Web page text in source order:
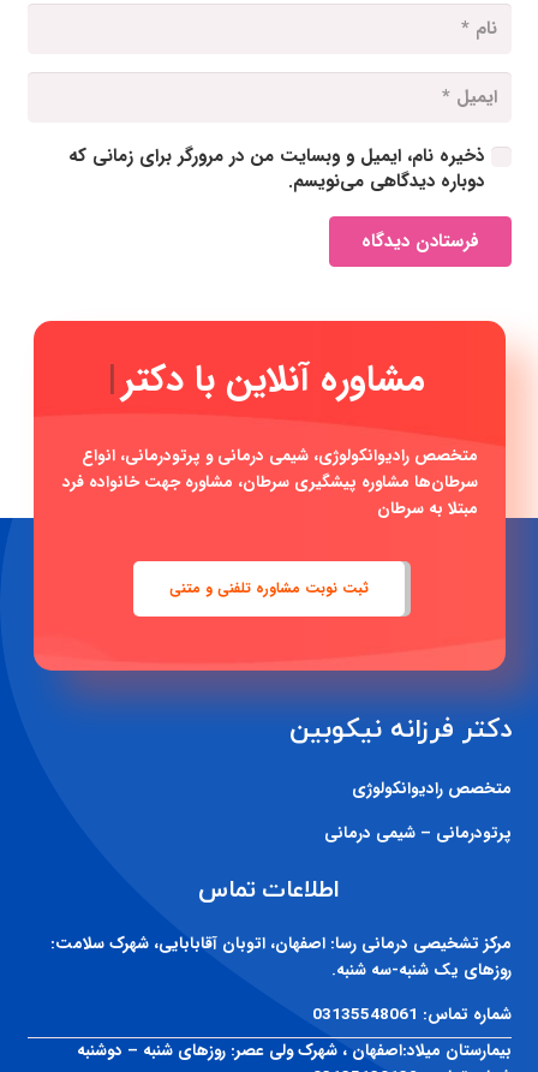
ذخیره نام، ایمیل و وبسایت من در مرورگر برای زمانی که
دوباره دیدگاهی می‌نویسم.
فرستادن دیدگاه
مشاوره آنلای|
متخصص رادیوانکولوژی، شیمی درمانی و پرتودرمانی، انواع
سرطان‌ها مشاوره پیشگیری سرطان، مشاوره جهت خانواده فرد
مبتلا به سرطان
ثبت نوبت مشاوره تلفنی و متنی
دکتر فرزانه نیکوبین
متخصص رادیوانکولوژی
پرتودرمانی – شیمی درمانی
اطلاعات تماس
مرکز تشخیصی درمانی رسا: اصفهان، اتوبان آقابابایی، شهرک سلامت:
روزهای یک شنبه-سه شنبه.
شماره تماس: 03135548061
بیمارستان میلاد:اصفهان ، شهرک ولی عصر: روزهای شنبه – دوشنبه